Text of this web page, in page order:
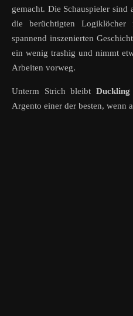
gemacht. Die Schauspieler sind
die berüchtigten Logiklöcher
spannend inszenierten
ein wenig trashig und nimmt
Arbeiten vorweg.
Unterm Strich bleibt Duckling
Argento einer der besten, wenn